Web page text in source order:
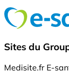
Sites du
Medisite.fr E-